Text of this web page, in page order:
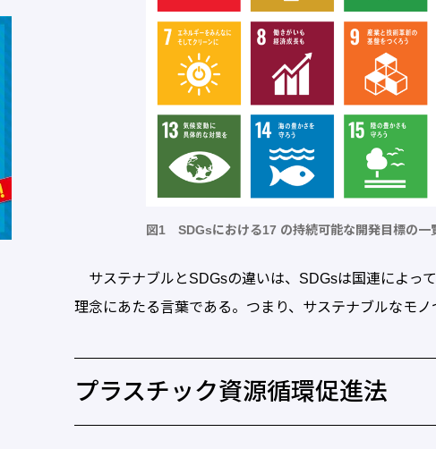
図1 SDGsにおける17 の持続可能な開発目標の一
サステナブルとSDGsの違いは、SDGsは国連によっ
理念にあたる言葉である。つまり、サステナブルなモ
プラスチック資源循環促進法